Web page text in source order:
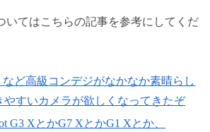
いてはこちらの記事を参考にしてくだ
など高級コンデジがなかなか素晴らし
やすいカメラが欲しくなってきたぞ
G3 XとかG7 XとかG1 Xとか、